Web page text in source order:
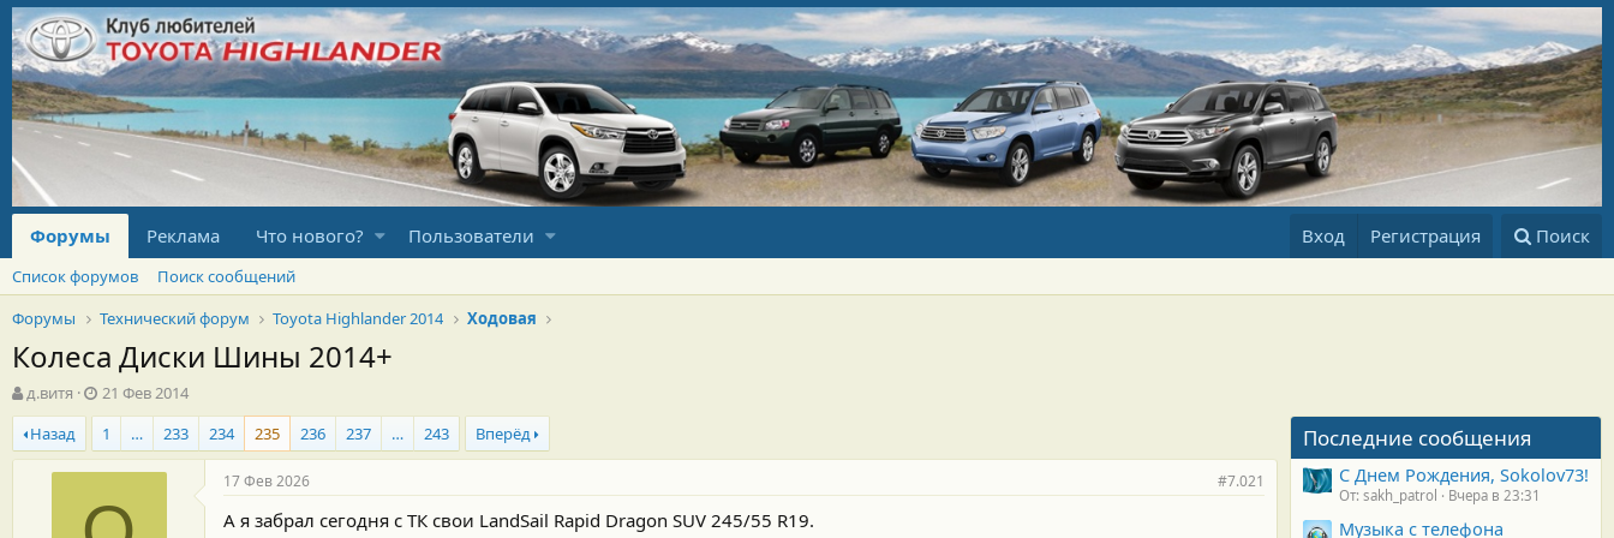
Форумы Реклама Что нового? Пользователи Вход Регистрация Поиск
Список форумов
Поиск сообщений
Форумы
Технический форум Toyota Highlander 2014 Ходовая
Колеса Диски Шины 2014+
А
в
т
о
д.витя
Д
а
т
а
н
21 Фев 2014
Назад
1 … 233 234 235 236 237 … 243 Вперёд
17 Фев 2026 #7.021
А я забрал сегодня с ТК свои LandSail Rapid Dragon SUV 245/55 R19.
Последние сообщения
С Днем Рождения, Sokolov73!
От: sakh_patrol Вчера в 23:31
Музыка с телефона